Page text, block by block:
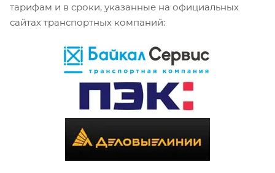
тарифам и в сроки, указанные на официальных
сайтах транспортных компаний: